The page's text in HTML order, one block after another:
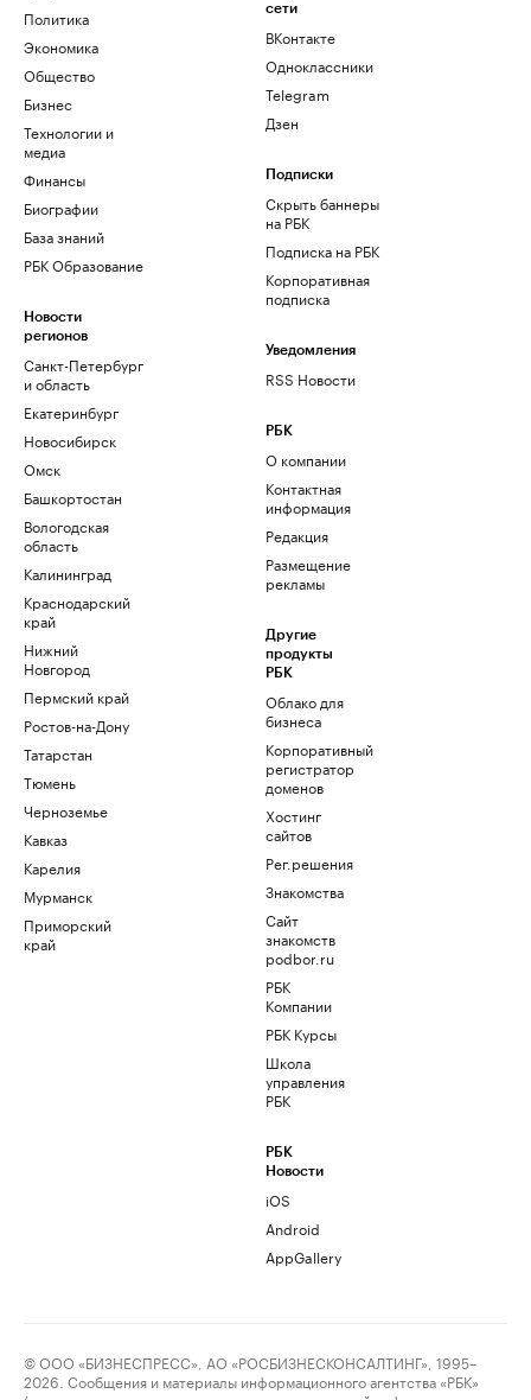
Политика
Экономика
Общество
Бизнес
Технологии и
медиа
Финансы
Биографии
База знаний
РБК Образование
Новости
регионов
Санкт-Петербург
и область
Екатеринбург
Новосибирск
Омск
Башкортостан
Вологодская
область
Калининград
Краснодарский
край
Нижний
Новгород
Пермский край
Ростов-на-Дону
Татарстан
Тюмень
Черноземье
Кавказ
Карелия
Мурманск
Приморский
край
сети
ВКонтакте
Одноклассники
Telegram
Дзен
Подписки
Скрыть баннеры
на РБК
Подписка на РБК
Корпоративная
подписка
Уведомления
RSS Новости
РБК
О компании
Контактная
информация
Редакция
Размещение
рекламы
Другие
продукты
РБК
Облако для
бизнеса
Корпоративный
регистратор
доменов
Хостинг
сайтов
Рег.решения
Знакомства
Сайт
знакомств
podbor.ru
РБК
Компании
РБК Курсы
Школа
управления
РБК
РБК
Новости
iOS
Android
AppGallery
© ООО «БИЗНЕСПРЕСС», АО «РОСБИЗНЕСКОНСАЛТИНГ», 1995–
2026. Сообщения и материалы информационного агентства «РБК»